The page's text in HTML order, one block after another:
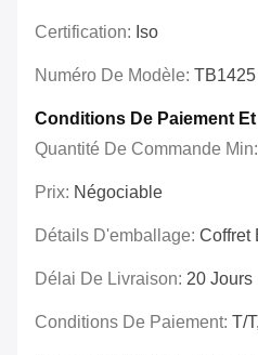
Certification: Iso
Numéro De Modèle: TB1425
Conditions De Paiement
Quantité De Commande Min:
Prix: Négociable
Détails D'emballage: Coffret
Délai De Livraison: 20 Jours
Conditions De Paiement: T/